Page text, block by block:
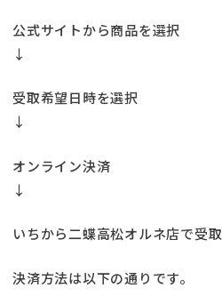
公式サイトから商品を選択
↓
受取希望日時を選択
↓
オンライン決済
↓
いちから二蝶高松オルネ店で受取
決済方法は以下の通りです。